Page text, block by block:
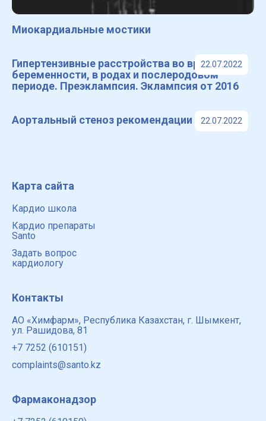
Миокардиальные мостики
22.07.2022
Гипертензивные расстройства во время
беременности, в родах и послеродовом
периоде. Преэклампсия. Эклампсия от 2016
22.07.2022
Аортальный стеноз рекомендации 2016 г
Карта сайта
Кардио школа
Кардио препараты
Santo
Задать вопрос
кардиологу
Контакты
АО «Химфарм», Республика Казахстан, г. Шымкент,
ул. Рашидова, 81
+7 7252 (610151)
complaints@santo.kz
Фармаконадзор